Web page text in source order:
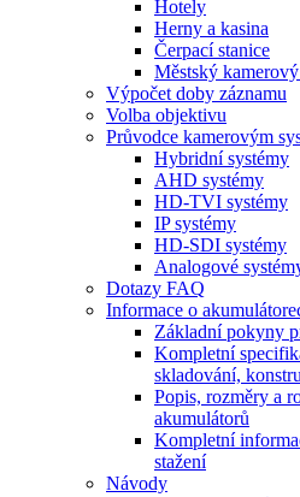
Hotely
Herny a kasina
Čerpací stanice
Městský
Výpočet doby záznamu
Volba objektivu
Průvodce kamerovým
Hybridní systémy
AHD systémy
HD-TVI systémy
IP systémy
HD-SDI systémy
Analogové
Dotazy FAQ
Informace o
Základní pokyny
Kompletní
skladování,
Popis, rozměry a
akumulátorů
Kompletní
stažení
Návody